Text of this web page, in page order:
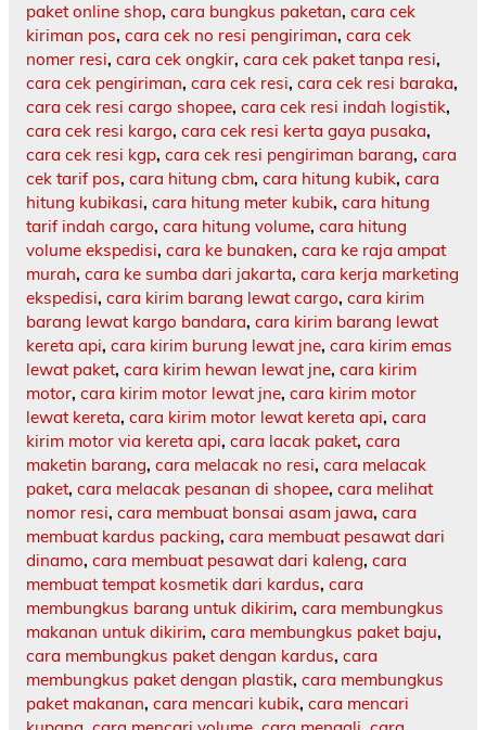
paket online shop, cara bungkus paketan, cara cek
kiriman pos, cara cek no resi pengiriman, cara cek
nomer resi, cara cek ongkir, cara cek paket tanpa resi,
cara cek pengiriman, cara cek resi, cara cek resi baraka,
cara cek resi cargo shopee, cara cek resi indah logistik,
cara cek resi kargo, cara cek resi kerta gaya pusaka,
cara cek resi kgp, cara cek resi pengiriman barang, cara
cek tarif pos, cara hitung cbm, cara hitung kubik, cara
hitung kubikasi, cara hitung meter kubik, cara hitung
tarif indah cargo, cara hitung volume, cara hitung
volume ekspedisi, cara ke bunaken, cara ke raja ampat
murah, cara ke sumba dari jakarta, cara kerja marketing
ekspedisi, cara kirim barang lewat cargo, cara kirim
barang lewat kargo bandara, cara kirim barang lewat
kereta api, cara kirim burung lewat jne, cara kirim emas
lewat paket, cara kirim hewan lewat jne, cara kirim
motor, cara kirim motor lewat jne, cara kirim motor
lewat kereta, cara kirim motor lewat kereta api, cara
kirim motor via kereta api, cara lacak paket, cara
maketin barang, cara melacak no resi, cara melacak
paket, cara melacak pesanan di shopee, cara melihat
nomor resi, cara membuat bonsai asam jawa, cara
membuat kardus packing, cara membuat pesawat dari
dinamo, cara membuat pesawat dari kaleng, cara
membuat tempat kosmetik dari kardus, cara
membungkus barang untuk dikirim, cara membungkus
makanan untuk dikirim, cara membungkus paket baju,
cara membungkus paket dengan kardus, cara
membungkus paket dengan plastik, cara membungkus
paket makanan, cara mencari kubik, cara mencari